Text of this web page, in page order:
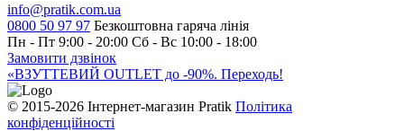
info@pratik.com.ua
0800 50 97 97 Безкоштовна гаряча лінія
Пн - Пт 9:00 - 20:00 Сб - Вс 10:00 - 18:00
Замовити дзвінок
«ВЗУТТЕВИЙ OUTLET до -90%. Переходь!
© 2015-2026 Інтернет-магазин Pratik Політика
конфіденційності